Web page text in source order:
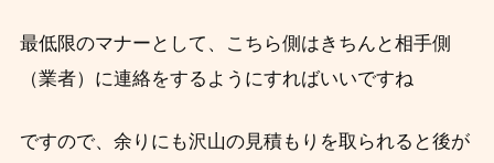
最低限のマナーとして、こちら側はきちんと相手側
（業者）に連絡をするようにすればいいですね
ですので、余りにも沢山の見積もりを取られると後が